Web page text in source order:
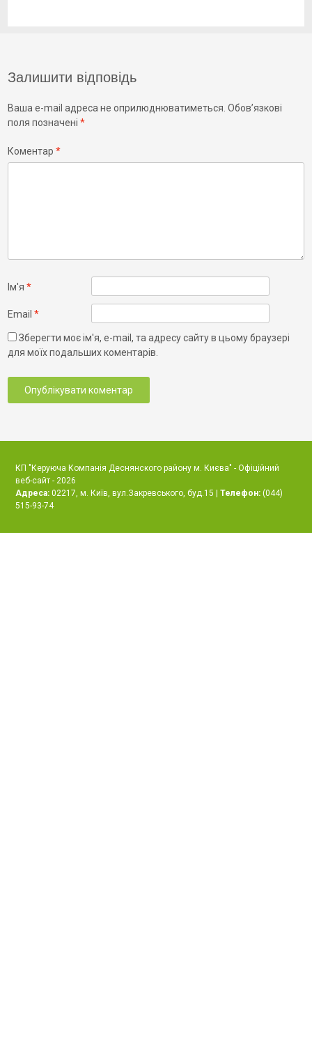
Залишити відповідь
Ваша e-mail адреса не оприлюднюватиметься. Обов’язкові
поля позначені*
Коментар*
Ім'я*
Email*
Зберегти моє ім'я, e-mail, та адресу сайту в цьому браузері
для моїх подальших коментарів.
КП "Керуюча Компанія Деснянского району м. Києва" - Офіційний
веб-сайт - 2026
Адреса: 02217, м. Київ, вул.Закревського, буд.15 |Телефон: (044)
515-93-74